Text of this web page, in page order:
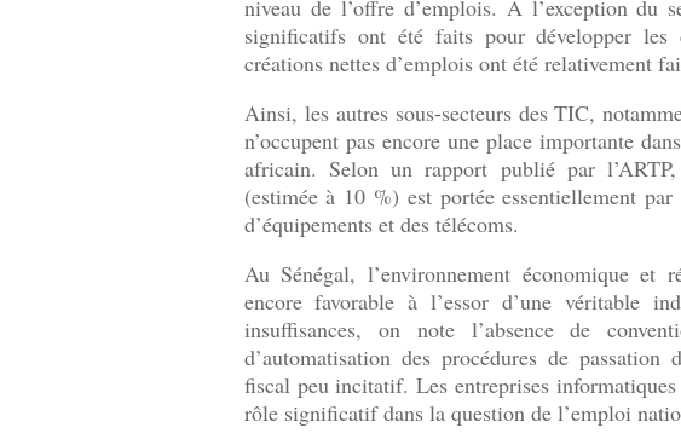
niveau de l’offre d’emplois. A l’exception du
significatifs ont été faits pour développer les
créations nettes d’emplois ont été relativement
Ainsi, les autres sous-secteurs des TIC,
n’occupent pas encore une place importante
africain. Selon un rapport publié par
(estimée à 10 %) est portée essentiellement
d’équipements et des télécoms.
Au Sénégal, l’environnement économique et
encore favorable à l’essor d’une véritable
insuffisances, on note l’absence de
d’automatisation des procédures de
fiscal peu incitatif. Les entreprises
rôle significatif dans la question de l’emploi